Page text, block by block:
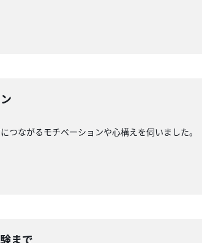
ながるモチベーションや心構えを伺いました。
まで